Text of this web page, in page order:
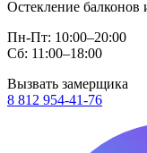
Остекление
Пн-Пт: 10:00–20:00
Сб: 11:00–18:00
Вызвать замерщика
8 812 954-41-76